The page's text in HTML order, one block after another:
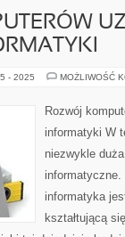
- 2025 MOŻLIWOŚĆ
Rozwój
informatyki W
niezwykle
informatyka
kształtującą